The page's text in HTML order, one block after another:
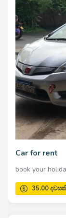
Car for rent
book your